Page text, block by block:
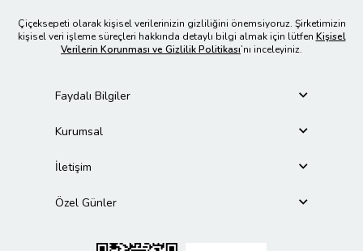
Çiçeksepeti olarak kişisel verilerinizin gizliliğini önemsiyoruz. Şirketimizin
kişisel veri işleme süreçleri hakkında detaylı bilgi almak için lütfen Kişisel
Verilerin Korunması ve Gizlilik Politikası’nı inceleyiniz.
Faydalı Bilgiler
Kurumsal
İletişim
Özel Günler